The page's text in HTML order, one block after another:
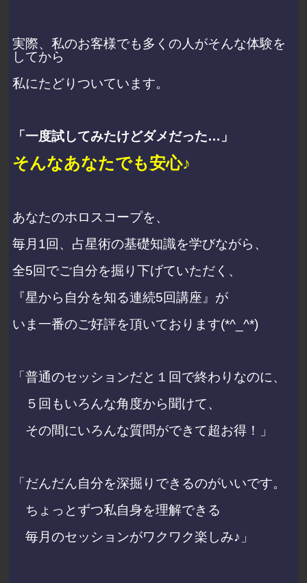
実際、私のお客様でも多くの人がそんな体験を
してから
私にたどりついています。
「一度試してみたけどダメだった…」
そんなあなたでも安心♪
あなたのホロスコープを、
毎月1回、占星術の基礎知識を学びながら、
全5回でご自分を掘り下げていただく、
『星から自分を知る連続5回講座』が
いま一番のご好評を頂いております(*^_^*)
「普通のセッションだと１回で終わりなのに、
５回もいろんな角度から聞けて、
その間にいろんな質問ができて超お得！」
「だんだん自分を深掘りできるのがいいです。
ちょっとずつ私自身を理解できる
毎月のセッションがワクワク楽しみ♪」